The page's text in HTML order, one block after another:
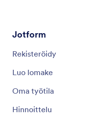
Jotform
Rekisteröidy
Luo lomake
Oma työtila
Hinnoittelu